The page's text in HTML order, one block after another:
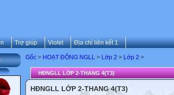
Trợ giúp Violet Địa chỉ liên kết 1
Gốc > HOẠT ĐỘNG NGLL > Lớp 2 > Lớp 2 >
HĐNGLL LỚP 2-THANG 4(T3)
HĐNGLL LỚP 2-THANG 4(T3)